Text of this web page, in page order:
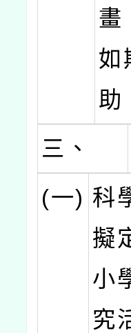
畫
如
助
三、
(一) 科
擬
小
究